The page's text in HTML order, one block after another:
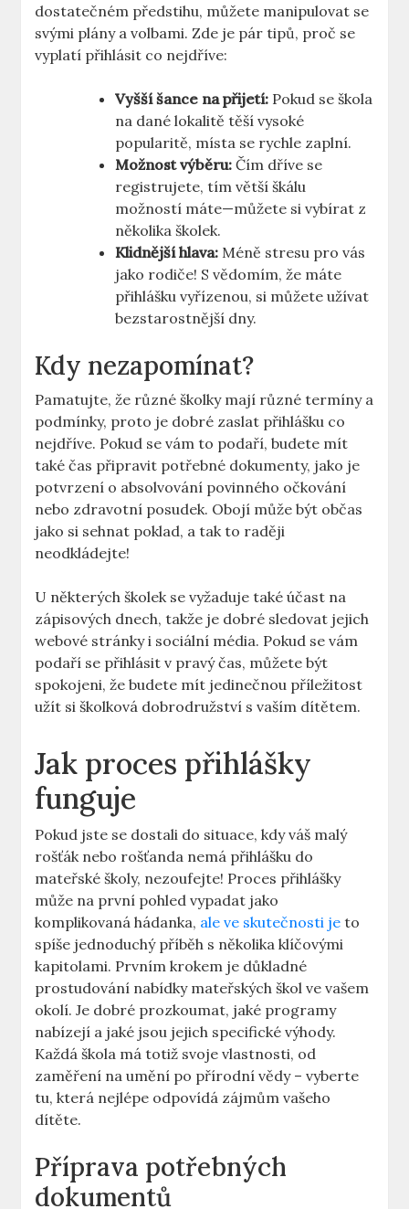
dostatečném předstihu, můžete manipulovat se
svými plány a volbami. Zde je pár tipů, proč se
vyplatí přihlásit co nejdříve:
Vyšší šance ‌na přijetí: Pokud se⁢ škola
na‌ dané⁣ lokalitě​ těší vysoké
popularitě, ‌místa se⁢ rychle zaplní.
Možnost ​výběru: Čím dříve se
registrujete, tím větší škálu
možností máte—můžete si vybírat z
několika školek.
Klidnější⁢ hlava: Méně stresu⁤ pro vás
jako rodiče! S vědomím, že máte
přihlášku ⁢vyřízenou, si můžete užívat
bezstarostnější dny.
Kdy nezapomínat?
Pamatujte, ‌že⁣ různé školky mají různé termíny​ a
podmínky, proto je dobré zaslat přihlášku co
nejdříve. Pokud se vám to⁤ podaří, budete mít
také čas připravit potřebné dokumenty, jako je
‍potvrzení o absolvování povinného očkování
nebo zdravotní posudek. Obojí ‍může být občas
jako si sehnat poklad, a ‍tak to raději
neodkládejte!
U některých školek se vyžaduje také účast na
zápisových dnech, takže je dobré‍ sledovat ‌jejich
webové stránky ⁤i sociální ‍média. Pokud se⁤ vám
podaří se přihlásit v ‍pravý​ čas, můžete být
spokojeni, že budete mít jedinečnou ⁣příležitost
užít si školková dobrodružství s vaším ​dítětem.
Jak proces ‌přihlášky⁢
funguje
Pokud jste ⁢se dostali do situace, kdy váš ‌malý
rošťák nebo rošťanda nemá přihlášku do
mateřské školy,⁤ nezoufejte! Proces‍ přihlášky
může na⁣ první pohled‌ vypadat jako
komplikovaná hádanka, ale ve skutečnosti je to
spíše jednoduchý příběh s několika klíčovými
kapitolami. ​Prvním⁢ krokem je důkladné
prostudování nabídky mateřských škol ve vašem
okolí. Je dobré prozkoumat, jaké programy
nabízejí a​ jaké ​jsou jejich specifické výhody.
Každá škola má totiž svoje vlastnosti, od
zaměření na umění po přírodní ‍vědy – vyberte⁣
tu, ⁤která nejlépe odpovídá zájmům vašeho
dítěte.
Příprava potřebných
dokumentů